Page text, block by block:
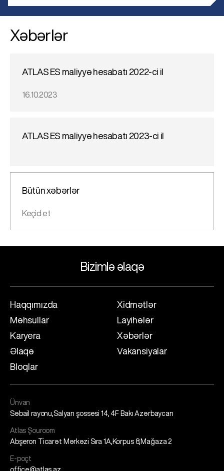
Xəbərlər
ATLAS ES maliyyə hesabatı 2022-ci il
16.10.2023
ATLAS ES maliyyə hesabatı 2023-ci il
Bütün xəbərlər
Keçid et
Bizimlə əlaqə
Haqqımızda
Xidmətlər
Məhsullar
Layihələr
Karyera
Xəbərlər
Əlaqə
Vakansiyalar
Bloqlar
Ünvan
Səbail rayonu,Salyan şossesi 14, 4F Bakı Azərbaycan
Atlas Şouroom
Abşeron Ticarət Mərkəzi Sıra 1A,Korpus 8,Mağaza 2
E-poçt
office@atlas.az